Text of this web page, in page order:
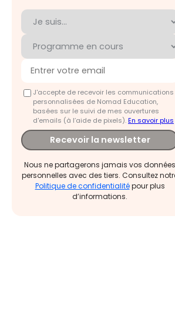
J'accepte de recevoir les communications
personnalisées de Nomad Education,
basées sur le suivi de mes ouvertures
d'emails (à l’aide de pixels).En savoir plus
Recevoir la newsletter
Nous ne partagerons jamais vos données
personnelles avec des tiers. Consultez
Politique de confidentialitépour plus
d’informations.